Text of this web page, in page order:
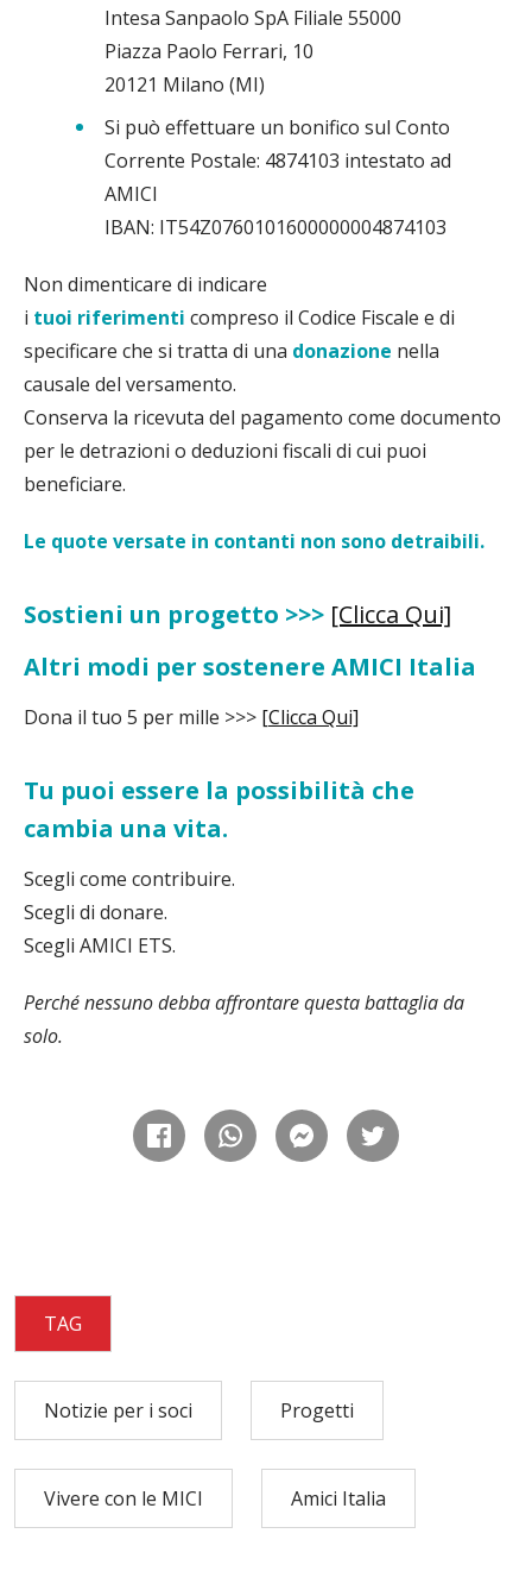
Intesa Sanpaolo SpA Filiale 55000
Piazza Paolo Ferrari, 10
20121 Milano (MI)
Si può effettuare un bonifico sul Conto
Corrente Postale: 4874103 intestato ad
AMICI
IBAN: IT54Z0760101600000004874103
Non dimenticare di indicare
i tuoi riferimenti compreso il Codice Fiscale e di
specificare che si tratta di una donazione nella
causale del versamento.
Conserva la ricevuta del pagamento come documento
per le detrazioni o deduzioni fiscali di cui puoi
beneficiare.
Le quote versate in contanti non sono detraibili.
Sostieni un progetto >>> [Clicca Qui]
Altri modi per sostenere AMICI Italia
Dona il tuo 5 per mille >>> [Clicca Qui]
Tu puoi essere la possibilità che
cambia una vita.
Scegli come contribuire.
Scegli di donare.
Scegli AMICI ETS.
Perché nessuno debba affrontare questa battaglia da
solo.
TAG
Notizie per i soci Progetti
Vivere con le MICI Amici Italia